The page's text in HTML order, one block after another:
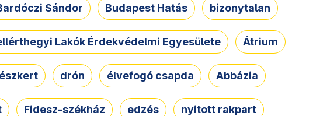
Sándor Budapest Hatás bizonytalan
Lakók Érdekvédelmi Egyesülete Átrium
drón élvefogó csapda Abbázia
Fidesz-székház edzés nyitott rakpart